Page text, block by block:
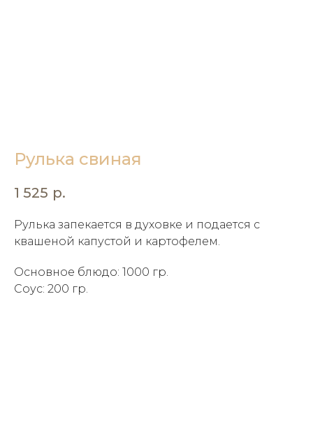
Рулька свиная
1 525 р.
Рулька запекается в духовке и подается с
квашеной капустой и картофелем.
Основное блюдо: 1000 гр.
Соус: 200 гр.